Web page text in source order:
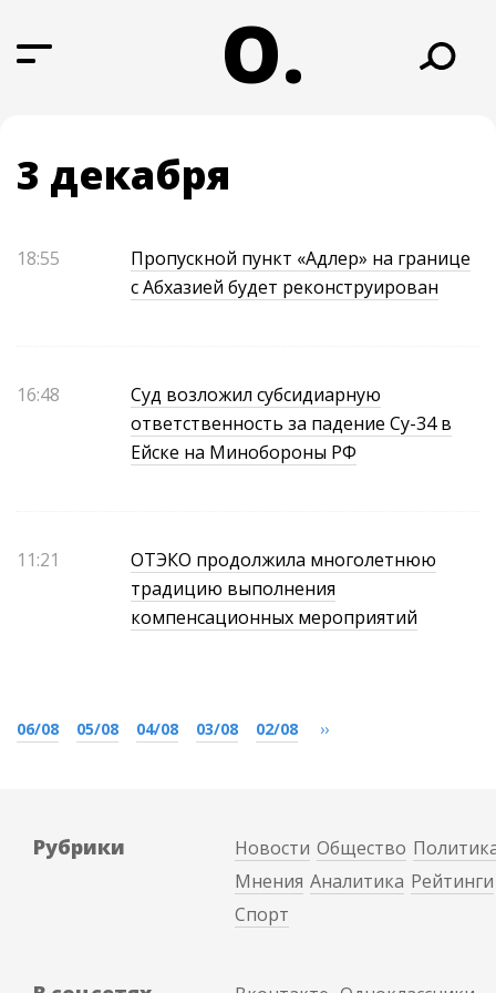
О.
3 декабря
18:55
Пропускной пункт «Адлер» на границе
с Абхазией будет реконструирован
16:48
Суд возложил субсидиарную
ответственность за падение Су-34 в
Ейске на Минобороны РФ
11:21
ОТЭКО продолжила многолетнюю
традицию выполнения
компенсационных мероприятий
06/08 05/08 04/08 03/08 02/08 ››
Рубрики Новости Общество
Мнения Аналитика Рейтинги
Спорт